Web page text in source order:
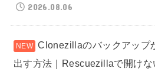
2026.08.06
Clonezillaのバックアップ
出す方法｜Rescuezillaで開け